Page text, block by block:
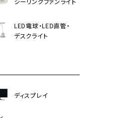
LED電球・LED直管・
デスクライト
ディスプレイ